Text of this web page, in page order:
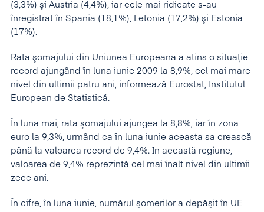
(3,3%) şi Austria (4,4%), iar cele mai ridicate s-au
înregistrat în Spania (18,1%), Letonia (17,2%) şi Estonia
(17%).
Rata şomajului din Uniunea Europeana a atins o situaţie
record ajungând în luna iunie 2009 la 8,9%, cel mai mare
nivel din ultimii patru ani, informează Eurostat, Institutul
European de Statistică.
În luna mai, rata şomajului ajungea la 8,8%, iar în zona
euro la 9,3%, urmând ca în luna iunie aceasta sa crească
până la valoarea record de 9,4%. In această regiune,
valoarea de 9,4% reprezintă cel mai înalt nivel din ultimii
zece ani.
În cifre, în luna iunie, numărul şomerilor a depăşit în UE